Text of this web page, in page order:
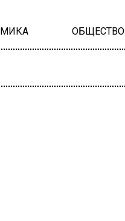
ОБЩЕСТВО